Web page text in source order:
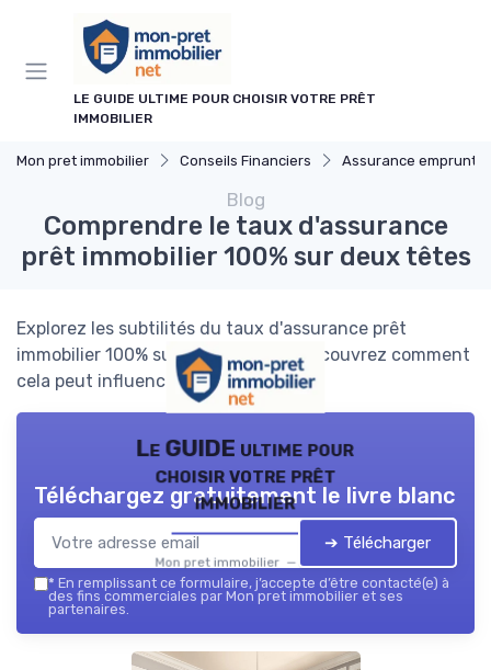
LE GUIDE ULTIME POUR CHOISIR VOTRE PRÊT
IMMOBILIER
Mon pret immobilier Conseils Financiers Assurance
Blog
Comprendre le taux d'assurance
prêt immobilier 100% sur deux têtes
Explorez les subtilités du taux d'assurance prêt
immobilier 100% sur deux têtes et découvrez comment
cela peut influencer votre emprunt.
Le GUIDE ultime pour
choisir votre prêt
immobilier
Mon pret immobilier — 2026
Téléchargez gratuitement le livre blanc
➔ Télécharger
* En remplissant ce formulaire, j’accepte d’être contacté(e) à
des fins commerciales par Mon pret immobilier et ses
partenaires.